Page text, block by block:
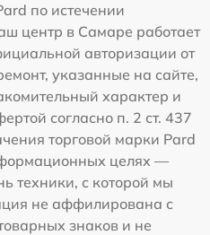
по истечении
центр в Самаре работает
авторизации от
указанные на сайте,
характер и
согласно п. 2 ст. 437
торговой марки Pard
целях —
техники, с которой мы
не аффилирована с
знаков и не